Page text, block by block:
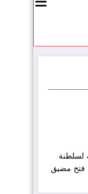
لسلطنة
فتح مضيق